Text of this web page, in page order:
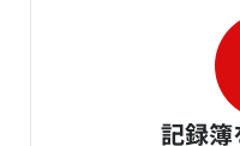
記録簿